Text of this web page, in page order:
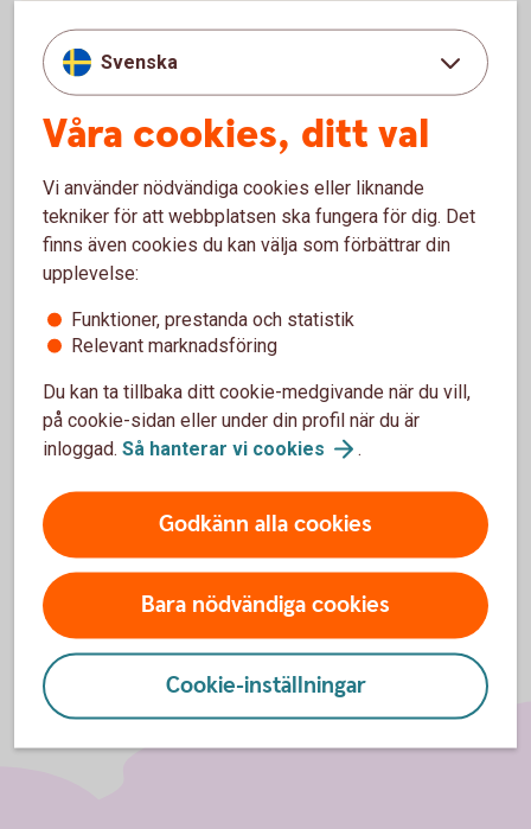
godkänna cookies för Funktioner, prestanda
Inställningar för cookies
Prislista med våra vanligaste tjänster - Privatkund
Prislista med våra vanligaste tjänster -
Företagskund
Svenska
Våra cookies, ditt val
Vi använder nödvändiga cookies eller liknande
tekniker för att webbplatsen ska fungera för dig. Det
finns även cookies du kan välja som förbättrar din
upplevelse:
Funktioner, prestanda och statistik
Relevant marknadsföring
Du kan ta tillbaka ditt cookie-medgivande när du vill,
på cookie-sidan eller under din profil när du är
inloggad. Så hanterar vi cookies .
Godkänn alla cookies
Bara nödvändiga cookies
Cookie-inställningar